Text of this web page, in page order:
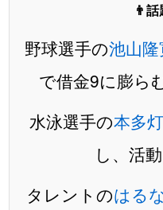
👨
野球選手の池山
で借金9に膨ら
水泳選手の本多灯
し、活
タレントのはる